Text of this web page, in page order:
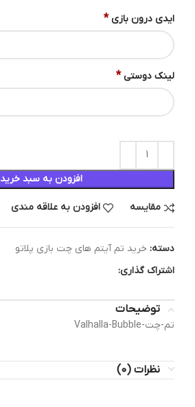
ایدی درون بازی *
لینک دوستی *
افزودن به سبد خرید
مقایسه افزودن به علاقه مندی
دسته: خرید تم آیتم های چت بازی پلاتو
اشتراک گذاری:
توضیحات
تم-چت-Valhalla-Bubble
نظرات (0)